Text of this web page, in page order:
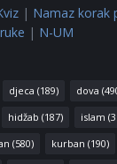
| Namaz korak
| N-UM
djeca (189) dova
hidžab (187) islam
(580) kurban (190)